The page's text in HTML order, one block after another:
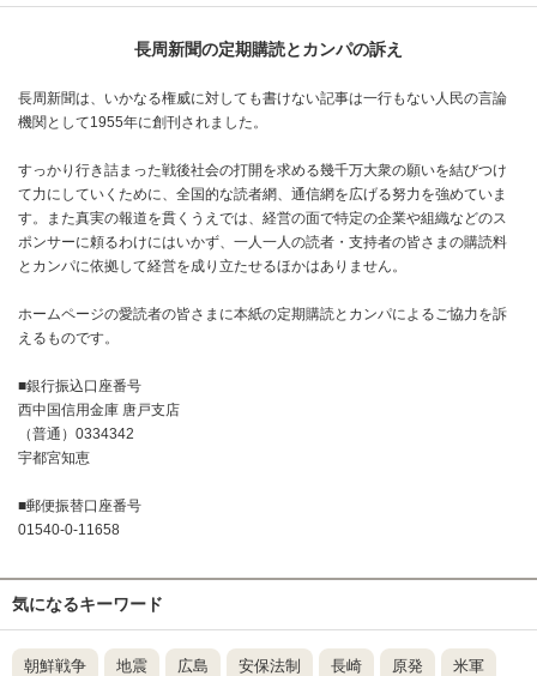
長周新聞の定期購読とカンパの訴え
長周新聞は、いかなる権威に対しても書けない記事は一行もない人民の言論
機関として1955年に創刊されました。
すっかり行き詰まった戦後社会の打開を求める幾千万大衆の願いを結びつけ
て力にしていくために、全国的な読者網、通信網を広げる努力を強めていま
す。また真実の報道を貫くうえでは、経営の面で特定の企業や組織などのス
ポンサーに頼るわけにはいかず、一人一人の読者・支持者の皆さまの購読料
とカンパに依拠して経営を成り立たせるほかはありません。
ホームページの愛読者の皆さまに本紙の定期購読とカンパによるご協力を訴
えるものです。
■銀行振込口座番号
西中国信用金庫 唐戸支店
（普通）0334342
宇都宮知恵
■郵便振替口座番号
01540-0-11658
気になるキーワード
朝鮮戦争 地震 広島 安保法制 長崎 原発 米軍